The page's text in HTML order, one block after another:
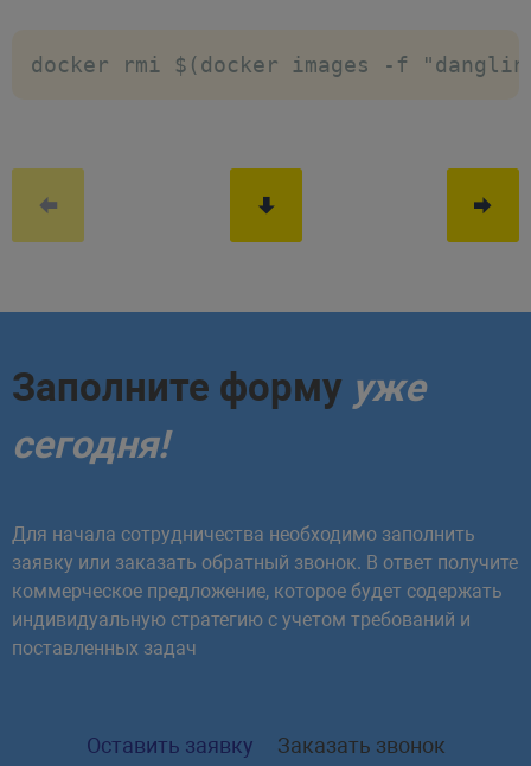
docker rmi $(docker images -f
Заполните форму уже
сегодня!
Для начала сотрудничества необходимо заполнить
заявку или заказать обратный звонок. В ответ получите
коммерческое предложение, которое будет содержать
индивидуальную стратегию с учетом требований и
поставленных задач
Оставить заявку Заказать звонок